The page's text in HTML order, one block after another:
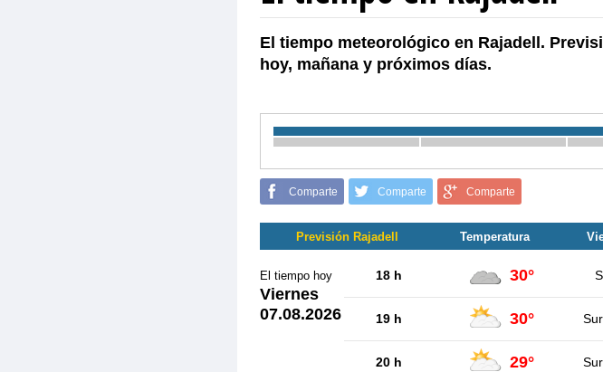
El tiempo meteorológico en Rajadell.
hoy, mañana y próximos días.
Comparte Comparte Comparte
Previsión Rajadell Temperatura
El tiempo hoy
Viernes
07.08.2026
18 h 30°
19 h 30°
20 h 29°